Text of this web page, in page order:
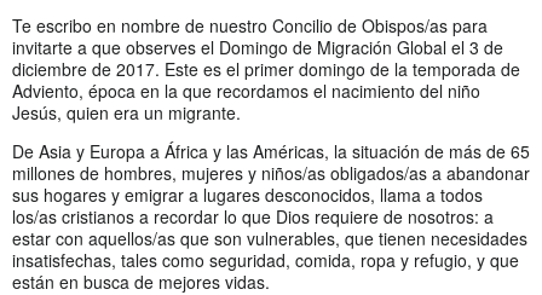
Te escribo en nombre de nuestro Concilio de Obispos/as para
invitarte a que observes el Domingo de Migración Global el 3 de
diciembre de 2017. Este es el primer domingo de la temporada de
Adviento, época en la que recordamos el nacimiento del niño
Jesús, quien era un migrante.
De Asia y Europa a África y las Américas, la situación de más de 65
millones de hombres, mujeres y niños/as obligados/as a abandonar
sus hogares y emigrar a lugares desconocidos, llama a todos
los/as cristianos a recordar lo que Dios requiere de nosotros: a
estar con aquellos/as que son vulnerables, que tienen necesidades
insatisfechas, tales como seguridad, comida, ropa y refugio, y que
están en busca de mejores vidas.